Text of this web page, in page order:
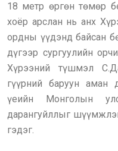
18 метр өргөн төмөр
хоёр арслан нь анх
ордны үүдэнд байсан
дүгээр сургуулийн
Хүрээний түшмэл
гүүрний баруун аман
үеийн Монголын
дарангуйллыг
гэдэг.